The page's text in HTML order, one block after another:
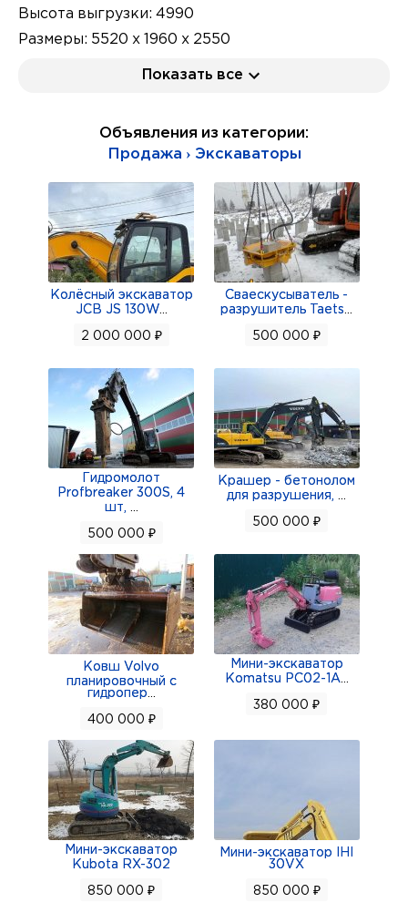
Высота выгрузки: 4990
Размеры: 5520 х 1960 х 2550
Дорожный просвет: 310
дополнение к новой спецтехнике в нашей
оснащение. Также, Вы можете сдать свою
технику с пробегом в учет новой по нашей
программе TRADE-IN.
С радостью проконсультируем Вас по всем
вопросам по номеру телефона! Подробности по
Показать все
Объявления из категории:
Продажа › Экскаваторы
Колёсный экскаватор
JCB JS 130W...
2 000 000 ₽
Сваескусыватель -
разрушитель Taets
500 000 ₽
Гидромолот
Profbreaker 300S, 4
шт,
500 000 ₽
Крашер - бетонолом
для разрушения,
500 000 ₽
Ковш Volvo
планировочный с
гидропер
400 000 ₽
Мини-экскаватор
Komatsu PC02-1A
380 000 ₽
Мини-экскаватор
Kubota RX-302
850 000 ₽
Мини-экскаватор IHI
30VX
850 000 ₽